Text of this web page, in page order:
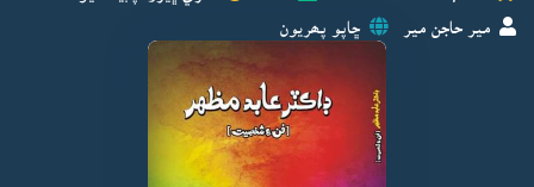
مير حاجن مير ڇاپو پھريون